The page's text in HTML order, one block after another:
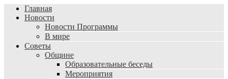
Главная
Новости
Новости Программы
В мире
Советы
Общине
Образовательные беседы
Мероприятия